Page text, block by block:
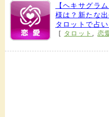
【ヘキサグラ
様は？新たな
タロットで占
[ タロット , 恋